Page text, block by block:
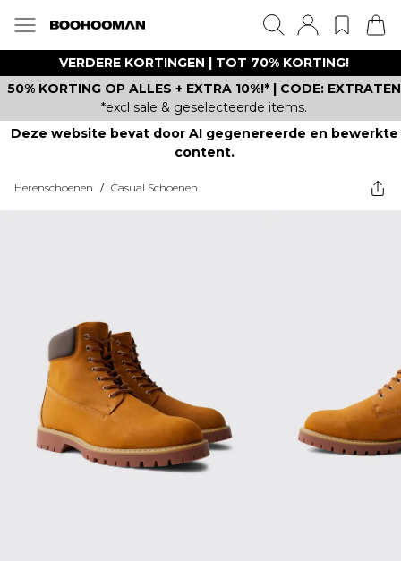
VERDERE KORTINGEN | TOT 70% KORTING!
50% KORTING OP ALLES + EXTRA 10%!* | CODE: EXTRATEN
*excl sale & geselecteerde items.
Deze website bevat door AI gegenereerde en bewerkte
content.
Herenschoenen / Casual Schoenen